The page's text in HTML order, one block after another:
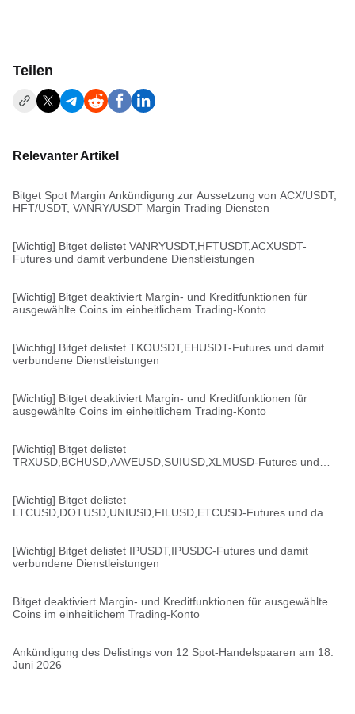
Teilen
Relevanter Artikel
Bitget Spot Margin Ankündigung zur Aussetzung von ACX/USDT,
HFT/USDT, VANRY/USDT Margin Trading Diensten
[Wichtig] Bitget delistet VANRYUSDT,HFTUSDT,ACXUSDT-
Futures und damit verbundene Dienstleistungen
[Wichtig] Bitget deaktiviert Margin- und Kreditfunktionen für
ausgewählte Coins im einheitlichem Trading-Konto
[Wichtig] Bitget delistet TKOUSDT,EHUSDT-Futures und damit
verbundene Dienstleistungen
[Wichtig] Bitget deaktiviert Margin- und Kreditfunktionen für
ausgewählte Coins im einheitlichem Trading-Konto
[Wichtig] Bitget delistet
TRXUSD,BCHUSD,AAVEUSD,SUIUSD,XLMUSD-Futures und
[Wichtig] Bitget delistet
LTCUSD,DOTUSD,UNIUSD,FILUSD,ETCUSD-Futures und damit
[Wichtig] Bitget delistet IPUSDT,IPUSDC-Futures und damit
verbundene Dienstleistungen
Bitget deaktiviert Margin- und Kreditfunktionen für ausgewählte
Coins im einheitlichem Trading-Konto
Ankündigung des Delistings von 12 Spot-Handelspaaren am 18.
Juni 2026